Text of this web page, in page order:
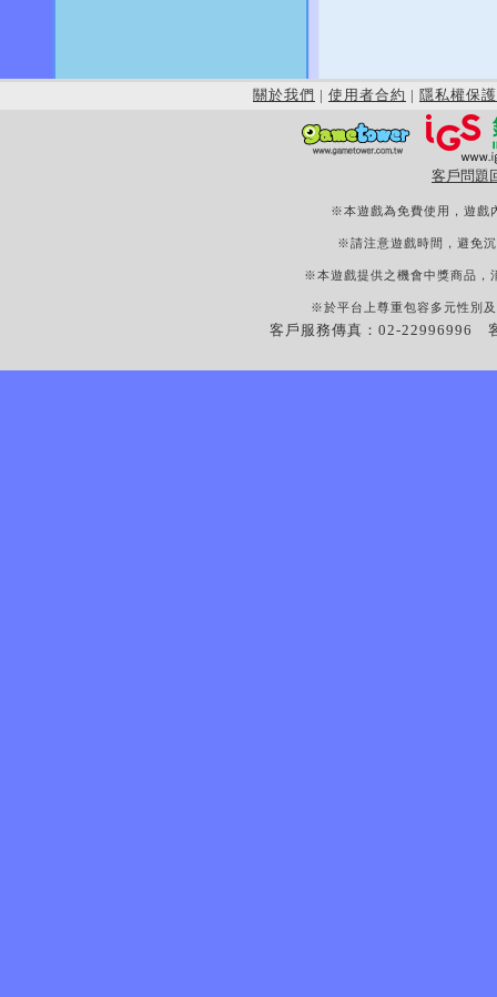
關於我們 | 使用者合約 | 隱私權保護
客戶問題
※本遊戲為免費使用，遊戲
※請注意遊戲時間，避免
※本遊戲提供之機會中獎商品，
※於平台上尊重包容多元性別
客戶服務傳真：02-22996996